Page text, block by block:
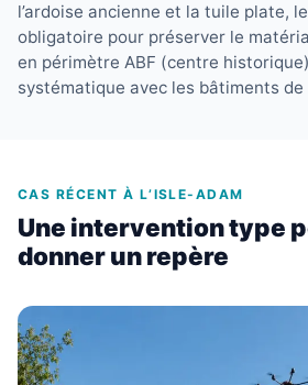
l’ardoise ancienne et la tuile plate,
obligatoire pour préserver le
en périmètre ABF (centre
systématique avec les bâtiments de
CAS RÉCENT À L’ISLE-ADAM
Une intervention type
donner un repère